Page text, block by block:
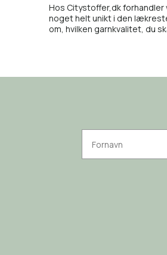
Hos Citystoffer,dk forhandler
noget helt unikt i den
om, hvilken garnkvalitet, du